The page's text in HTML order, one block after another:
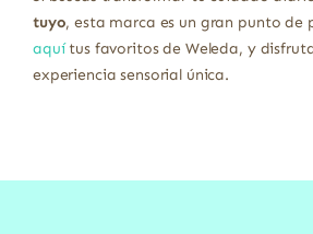
tuyo, esta marca es un gran punto de
aquítus favoritos de Weleda, y
experiencia sensorial única.